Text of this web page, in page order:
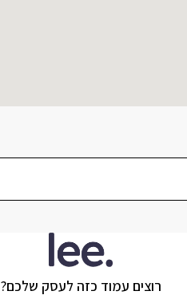
רוצים עמוד כזה לעסק שלכם?